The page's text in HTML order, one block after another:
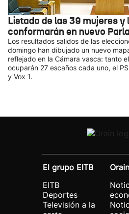
Listado de las 39 mujeres y
conformarán en nuevo
Los resultados salidos de las
domingo han dibujado un nuevo
reflejado en la Cámara vasca: tanto
ocuparán 27 escaños cada uno, el
y Vox 1.
El grupo EITB
EITB
Deportes
Televisión a la
Orain